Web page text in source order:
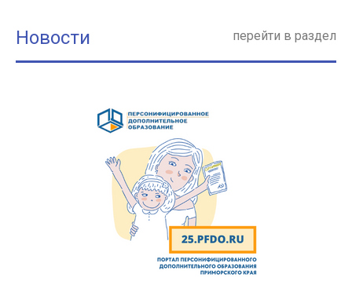
Новости перейти в раздел